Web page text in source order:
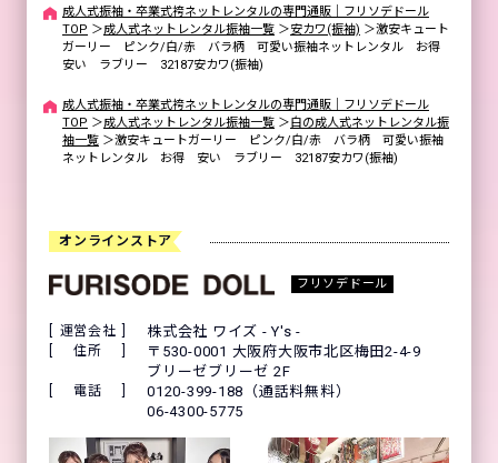
成人式振袖・卒業式袴ネットレンタルの専門通販｜フリソデドール
TOP ＞成人式ネットレンタル振袖一覧 ＞安カワ(振袖) ＞激安キュート
ガーリー ピンク/白/赤 バラ柄 可愛い振袖ネットレンタル お得
安い ラブリー 32187安カワ(振袖)
成人式振袖・卒業式袴ネットレンタルの専門通販｜フリソデドール
TOP ＞成人式ネットレンタル振袖一覧 ＞白の成人式ネットレンタル振
袖一覧 ＞激安キュートガーリー ピンク/白/赤 バラ柄 可愛い振袖
ネットレンタル お得 安い ラブリー 32187安カワ(振袖)
オンラインストア
フリソデドール
運営会社 株式会社 ワイズ - Y's -
住所
〒530-0001 大阪府大阪市北区梅田2-4-9
ブリーゼブリーゼ 2F
電話
0120-399-188（通話料無料）
06-4300-5775